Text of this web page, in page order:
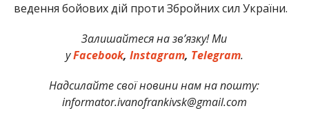
ведення бойових дій проти Збройних сил України.
Залишайтеся на зв’язку! Ми
уFacebook, Instagram, Telegram.
Надсилайте свої новини нам на пошту:
informator.ivanofrankivsk@gmail.com